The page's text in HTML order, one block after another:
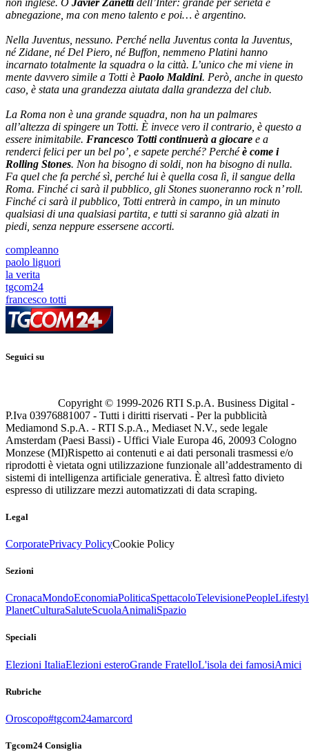
non inglese. O Javier Zanetti dell’Inter: grande per serietà e
abnegazione, ma con meno talento e poi… è argentino.
Nella Juventus, nessuno. Perché nella Juventus conta la Juventus,
né Zidane, né Del Piero, né Buffon, nemmeno Platini hanno
incarnato totalmente la squadra o la città. L’unico che mi viene in
mente davvero simile a Totti è Paolo Maldini. Però, anche in questo
caso, è stata una grandezza aiutata dalla grandezza del club.
La Roma non è una grande squadra, non ha un palmares
all’altezza di spingere un Totti. È invece vero il contrario, è questo a
essere inimitabile. Francesco Totti continuerà a giocare e a
renderci felici per un bel po’, e sapete perché? Perchéè come i
Rolling Stones. Non ha bisogno di soldi, non ha bisogno di nulla.
Fa quel che fa perché sì, perché lui è quella cosa lì, il sangue della
Roma. Finché ci sarà il pubblico, gli Stones suoneranno rock n’ roll.
Finché ci sarà il pubblico, Totti entrerà in campo, in un minuto
qualsiasi di una qualsiasi partita, e tutti si saranno già alzati in
piedi, senza neppure essersene accorti.
compleanno
paolo liguori
la verita
tgcom24
francesco totti
Seguici su
Copyright © 1999-2026 RTI S.p.A. Business Digital -
P.Iva 03976881007 - Tutti i diritti riservati - Per la pubblicità
Mediamond S.p.A. - RTI S.p.A., Mediaset N.V., sede legale
Amsterdam (Paesi Bassi) - Uffici Viale Europa 46, 20093 Cologno
Monzese (MI)Rispetto ai contenuti e ai dati personali trasmessi e/o
riprodotti è vietata ogni utilizzazione funzionale all’addestramento di
sistemi di intelligenza artificiale generativa. È altresì fatto divieto
espresso di utilizzare mezzi automatizzati di data scraping.
Legal
CorporatePrivacy PolicyCookie Policy
Sezioni
CronacaMondoEconomiaPoliticaSpettacoloTelevisionePeople
PlanetCulturaSaluteScuolaAnimaliSpazio
Speciali
Elezioni ItaliaElezioni esteroGrande FratelloL'isola dei famosiAmici
Rubriche
Oroscopo#tgcom24amarcord
Tgcom24 Consiglia